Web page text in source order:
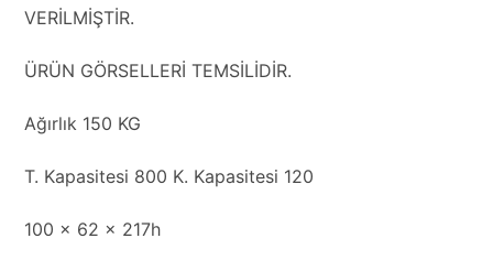
VERİLMİŞTİR.
ÜRÜN GÖRSELLERİ TEMSİLİDİR.
Ağırlık 150 KG
T. Kapasitesi 800 K. Kapasitesi 120
100 x 62 x 217h